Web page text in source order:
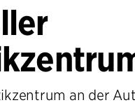
an der